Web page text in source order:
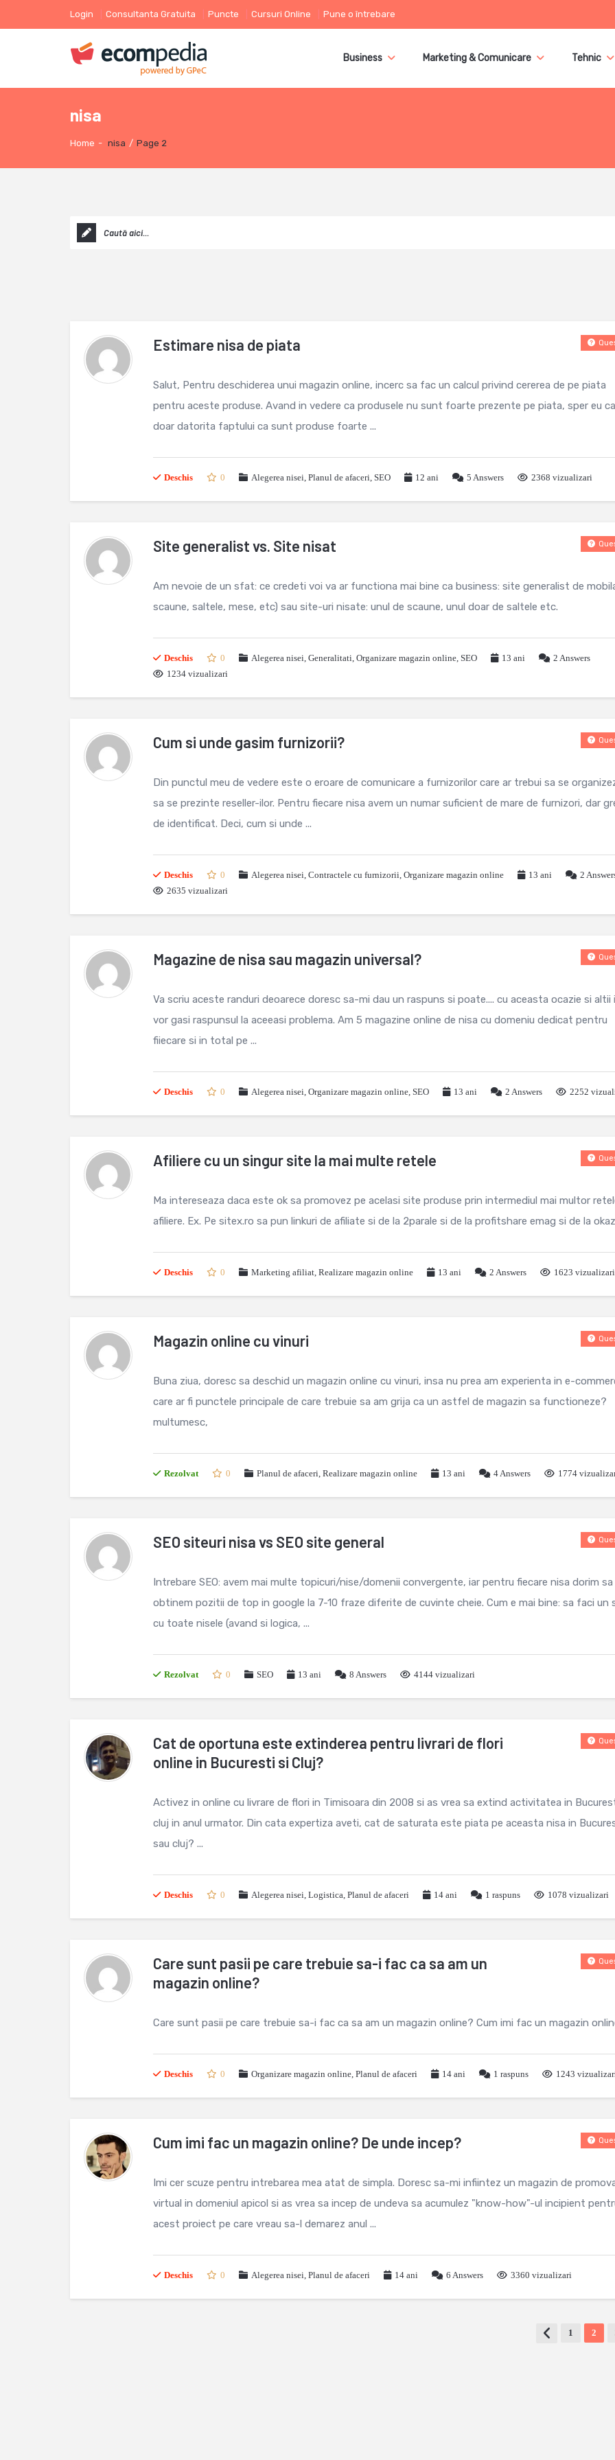
Login Consultanta Gratuita Puncte Cursuri Online Pune o întrebare
Business Marketing & Comunicare Tehnic
nisa
Home - nisa / Page 2
Estimare nisa de piata
Salut, Pentru deschiderea unui magazin online, incerc sa fac un calcul privind cererea de pe piata
pentru aceste produse. Avand in vedere ca produsele nu sunt foarte prezente pe piata, sper eu ca
doar datorita faptului ca sunt produse foarte ...
Deschis 0 Alegerea nisei, Planul de afaceri, SEO 12 ani 5 Answers 2368 vizualizari
Site generalist vs. Site nisat
Am nevoie de un sfat: ce credeti voi va ar functiona mai bine ca business: site generalist de
scaune, saltele, mese, etc) sau site-uri nisate: unul de scaune, unul doar de saltele etc.
Deschis 0 Alegerea nisei, Generalitati, Organizare magazin online, SEO 13 ani 2 Answers
1234 vizualizari
Cum si unde gasim furnizorii?
Din punctul meu de vedere este o eroare de comunicare a furnizorilor care ar trebui sa se
sa se prezinte reseller-ilor. Pentru fiecare nisa avem un numar suficient de mare de furnizori, dar
de identificat. Deci, cum si unde ...
Deschis 0 Alegerea nisei, Contractele cu furnizorii, Organizare magazin online 13 ani 2
2635 vizualizari
Magazine de nisa sau magazin universal?
Va scriu aceste randuri deoarece doresc sa-mi dau un raspuns si poate.... cu aceasta ocazie si altii
vor gasi raspunsul la aceeasi problema. Am 5 magazine online de nisa cu domeniu dedicat pentru
fiiecare si in total pe ...
Deschis 0 Alegerea nisei, Organizare magazin online, SEO 13 ani 2 Answers 2252
Afiliere cu un singur site la mai multe retele
Ma intereseaza daca este ok sa promovez pe acelasi site produse prin intermediul mai multor
afiliere. Ex. Pe sitex.ro sa pun linkuri de afiliate si de la 2parale si de la profitshare emag si de la
Deschis 0 Marketing afiliat, Realizare magazin online 13 ani 2 Answers 1623 vizualizari
Magazin online cu vinuri
Buna ziua, doresc sa deschid un magazin online cu vinuri, insa nu prea am experienta in e-
care ar fi punctele principale de care trebuie sa am grija ca un astfel de magazin sa functioneze?
multumesc,
Rezolvat 0 Planul de afaceri, Realizare magazin online 13 ani 4Answers 1774
SEO siteuri nisa vs SEO site general
Intrebare SEO: avem mai multe topicuri/nise/domenii convergente, iar pentru fiecare nisa dorim sa
obtinem pozitii de top in google la 7-10 fraze diferite de cuvinte cheie. Cum e mai bine: sa faci un
cu toate nisele (avand si logica, ...
Rezolvat 0 SEO 13 ani 8 Answers 4144 vizualizari
Cat de oportuna este extinderea pentru livrari de flori
online in Bucuresti si Cluj?
Activez in online cu livrare de flori in Timisoara din 2008 si as vrea sa extind activitatea in
cluj in anul urmator. Din cata expertiza aveti, cat de saturata este piata pe aceasta nisa in
sau cluj? ...
Deschis 0 Alegerea nisei, Logistica, Planul de afaceri 14 ani 1 raspuns 1078 vizualizari
Care sunt pasii pe care trebuie sa-i fac ca sa am un
magazin online?
Care sunt pasii pe care trebuie sa-i fac ca sa am un magazin online? Cum imi fac un magazin
Deschis 0 Organizare magazin online, Planul de afaceri 14 ani 1 raspuns 1243
Cum imi fac un magazin online? De unde incep?
Imi cer scuze pentru intrebarea mea atat de simpla. Doresc sa-mi infiintez un magazin de
virtual in domeniul apicol si as vrea sa incep de undeva sa acumulez "know-how"-ul incipient
acest proiect pe care vreau sa-l demarez anul ...
Deschis 0 Alegerea nisei, Planul de afaceri 14 ani 6 Answers 3360 vizualizari
1 2